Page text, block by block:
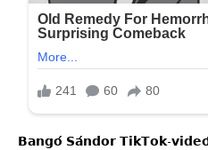
𝗕𝗮𝗻𝗴𝗼́ 𝗦𝗮́𝗻𝗱𝗼𝗿 𝗧𝗶𝗸𝗧𝗼𝗸-